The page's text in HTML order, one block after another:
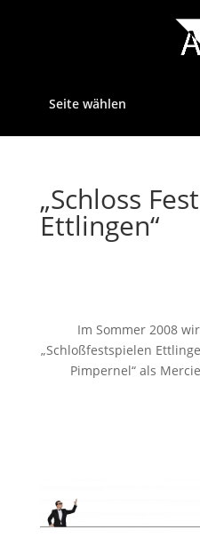
Seite wählen
„Schloss
Ettlingen“
Im Sommer 2008
„Schloßfestspielen
Pimpernel“ als